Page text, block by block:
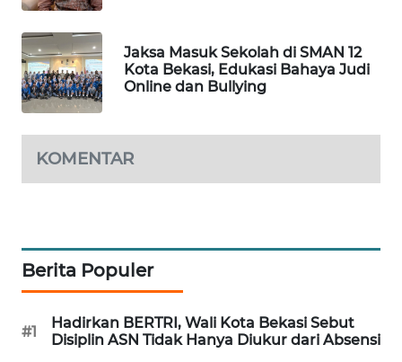
Jaksa Masuk Sekolah di SMAN 12
Kota Bekasi, Edukasi Bahaya Judi
Online dan Bullying
KOMENTAR
Berita Populer
#1
Hadirkan BERTRI, Wali Kota Bekasi Sebut
Disiplin ASN Tidak Hanya Diukur dari Absensi
MEDAN
NEWS
METRO
NEWS
JURNAL
MARITIM